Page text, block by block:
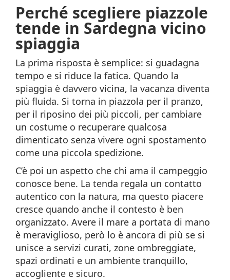
Perché scegliere piazzole
tende in Sardegna vicino
spiaggia
La prima risposta è semplice: si guadagna
tempo e si riduce la fatica. Quando la
spiaggia è davvero vicina, la vacanza diventa
più fluida. Si torna in piazzola per il pranzo,
per il riposino dei più piccoli, per cambiare
un costume o recuperare qualcosa
dimenticato senza vivere ogni spostamento
come una piccola spedizione.
C’è poi un aspetto che chi ama il campeggio
conosce bene. La tenda regala un contatto
autentico con la natura, ma questo piacere
cresce quando anche il contesto è ben
organizzato. Avere il mare a portata di mano
è meraviglioso, però lo è ancora di più se si
unisce a servizi curati, zone ombreggiate,
spazi ordinati e un ambiente tranquillo,
accogliente e sicuro.